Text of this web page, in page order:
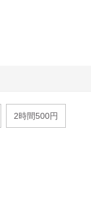
2時間500円